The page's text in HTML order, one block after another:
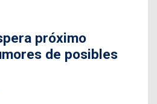
próximo
de posibles